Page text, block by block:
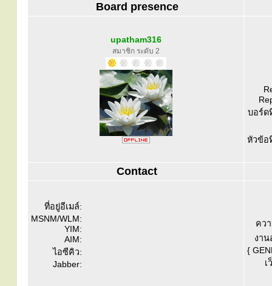
Board presence
upatham316
สมาชิก ระดับ 2
บอร์ด
หัวข้อ
Contact
ที่อยู่อีเมล์:
MSNM/WLM:
YIM:
AIM:
ไอซีคิว:
Jabber:
คว
งาน
{
เ